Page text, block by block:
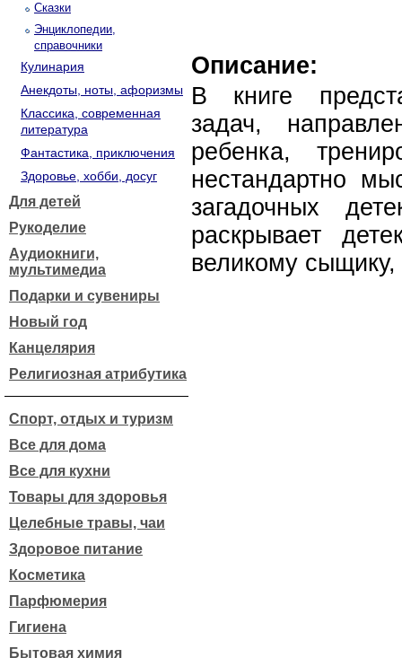
Сказки
Энциклопедии,
справочники
Кулинария
Анекдоты, ноты, афоризмы
Классика, современная
литература
Фантастика, приключения
Здоровье, хобби, досуг
Для детей
Рукоделие
Аудиокниги,
мультимедиа
Подарки и сувениры
Новый год
Канцелярия
Религиозная атрибутика
Спорт, отдых и туризм
Все для дома
Все для кухни
Товары для здоровья
Целебные травы, чаи
Здоровое питание
Косметика
Парфюмерия
Гигиена
Бытовая химия
Описание:
В книге
задач,
ребенка,
нестандартно
загадочных
раскрывает
великому сыщику,